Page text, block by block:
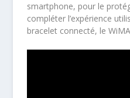
smartphone, pour le
compléter l’expérience
bracelet connecté, le